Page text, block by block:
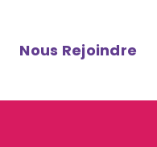
Nous Rejoindre